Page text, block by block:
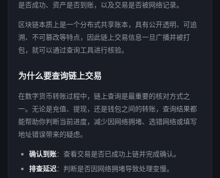
是否成功、资产是否到账，以及交易是否被网络记录。
区块链本质上是一个分布式共享账本，具有公开透明、可追
溯、不可篡改等特点，因此链上交易信息一旦广播并被打
包，就可以通过查询工具进行核验。
为什么要查询链上交易
在数字货币转账过程中，链上查询是最重要的核对方式之
一。无论是充值、提现，还是钱包之间的转账，查询结果都
能帮助你判断当前进度，减少因网络拥堵、选错网络或填写
地址错误带来的疑虑。
确认到账：查看交易是否已成功上链并完成确认。
排查延迟：判断是否因网络拥堵导致处理变慢。